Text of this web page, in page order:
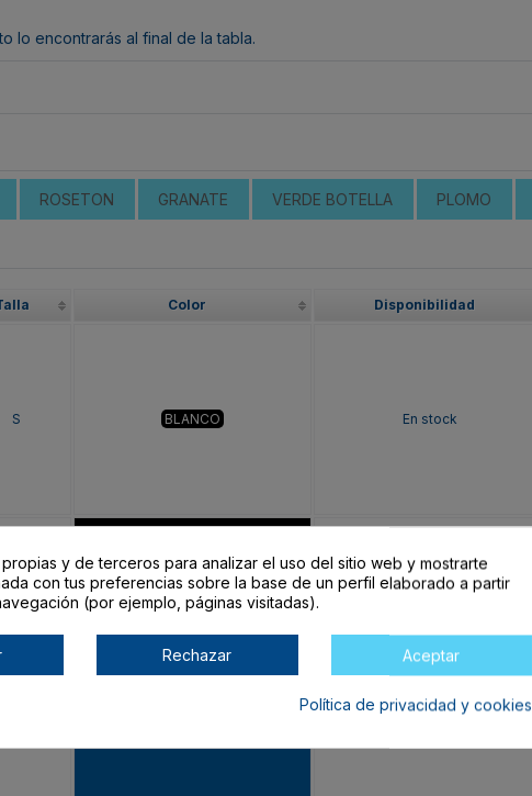
lo encontrarás al final de la tabla.
ROSETON GRANATE VERDE BOTELLA PLOMO
Color Disponibilidad
S BLANCO En stock
S NEGRO
y de terceros para analizar el uso del sitio web y mostrarte
con tus preferencias sobre la base de un perfil elaborado a partir
(por ejemplo, páginas visitadas).
Rechazar Aceptar
Política de privacidad y cookies